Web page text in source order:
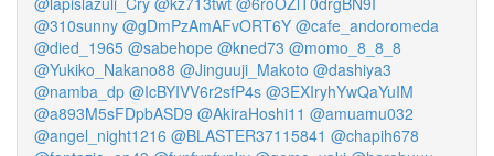
@310sunny @gDmPzAmAFvORT6Y @cafe_andoromeda
@died_1965 @sabehope @kned73 @momo_8_8_8
@Yukiko_Nakano88 @Jinguuji_Makoto @dashiya3
@namba_dp @IcBYIVV6r2sfP4s @3EXIryhYwQaYuIM
@a893M5sFDpbASD9 @AkiraHoshi11 @amuamu032
@angel_night1216 @BLASTER37115841 @chapih678